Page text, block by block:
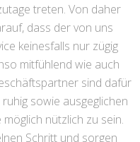
treten. Von daher
dass der von uns
keinesfalls nur zügig
mitfühlend wie auch
sind dafür
sowie ausgeglichen
nützlich zu sein.
Schritt und sorgen